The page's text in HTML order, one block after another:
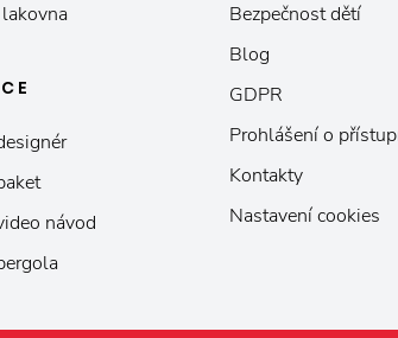
návod
Bezpečnost dětí
Blog
GDPR
Prohlášení o
Kontakty
Nastavení cookies